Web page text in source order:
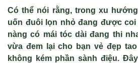
Có thể nói rằng, trong xu
uốn đuôi lọn nhỏ đang được coi l
nàng có mái tóc dài đang thi
vừa đem lại cho bạn vẻ đẹp
không kém phần sành điệu. Đ